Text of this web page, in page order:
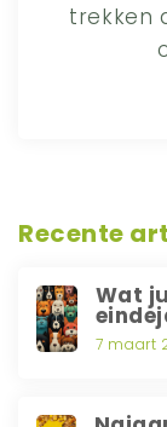
Recente
Wat
7 maart
trekken